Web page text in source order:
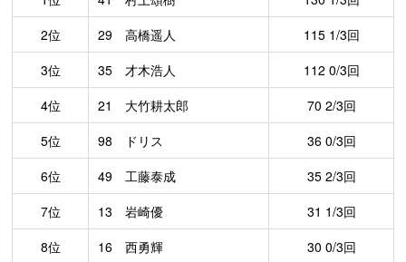
2位
29 高橋遥人
115 1/3回
3位
35 才木浩人
112 0/3回
4位
21 大竹耕太郎
70 2/3回
5位
98 ドリス
36 0/3回
6位
49 工藤泰成
35 2/3回
7位
13 岩崎優
31 1/3回
8位
16 西勇輝
30 0/3回